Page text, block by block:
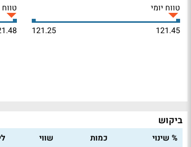
טווח יומי
121.45
121.25
טווח 52 שבועות
ביקוש
% שינוי כמות שווי